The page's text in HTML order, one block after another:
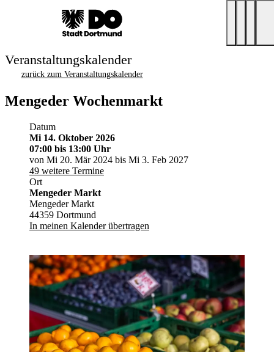
Veranstaltungskalender
zurück zum Veranstaltungskalender
Mengeder Wochenmarkt
Datum
Mi 14. Oktober 2026
07:00 bis 13:00 Uhr
von Mi 20. Mär 2024 bis Mi 3. Feb 2027
49 weitere Termine
Ort
Mengeder Markt
Mengeder Markt
44359 Dortmund
In meinen Kalender übertragen